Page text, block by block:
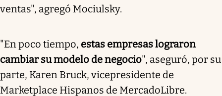
ventas", agregó Mociulsky.
"En poco tiempo, estas empresas lograron
cambiar su modelo de negocio", aseguró, por su
parte, Karen Bruck, vicepresidente de
Marketplace Hispanos de MercadoLibre.